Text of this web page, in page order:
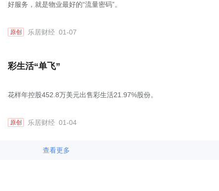
好服务，就是物业最好的“流量密码”。
原创 乐居财经 01-07
彩生活“单飞”
花样年控股452.8万美元出售彩生活21.97%股份。
原创 乐居财经 01-04
查看更多